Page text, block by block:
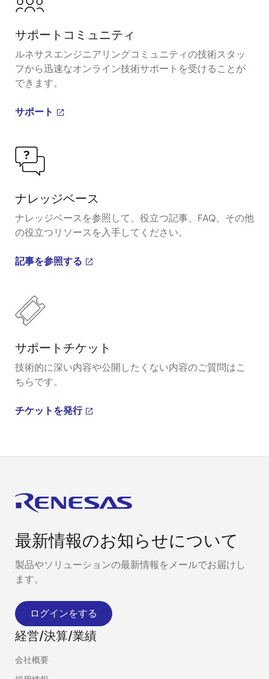
サポートコミュニティ
ルネサスエンジニアリングコミュニティの技術スタッ
フから迅速なオンライン技術サポートを受けることが
できます。
サポート
ナレッジベース
ナレッジベースを参照して、役立つ記事、FAQ、その他
の役立つリソースを入手してください。
記事を参照する
サポートチケット
技術的に深い内容や公開したくない内容のご質問はこ
ちらです。
チケットを発行
最新情報のお知らせについて
製品やソリューションの最新情報をメールでお届けし
ます。
ログインをする
経営/決算/業績
会社概要